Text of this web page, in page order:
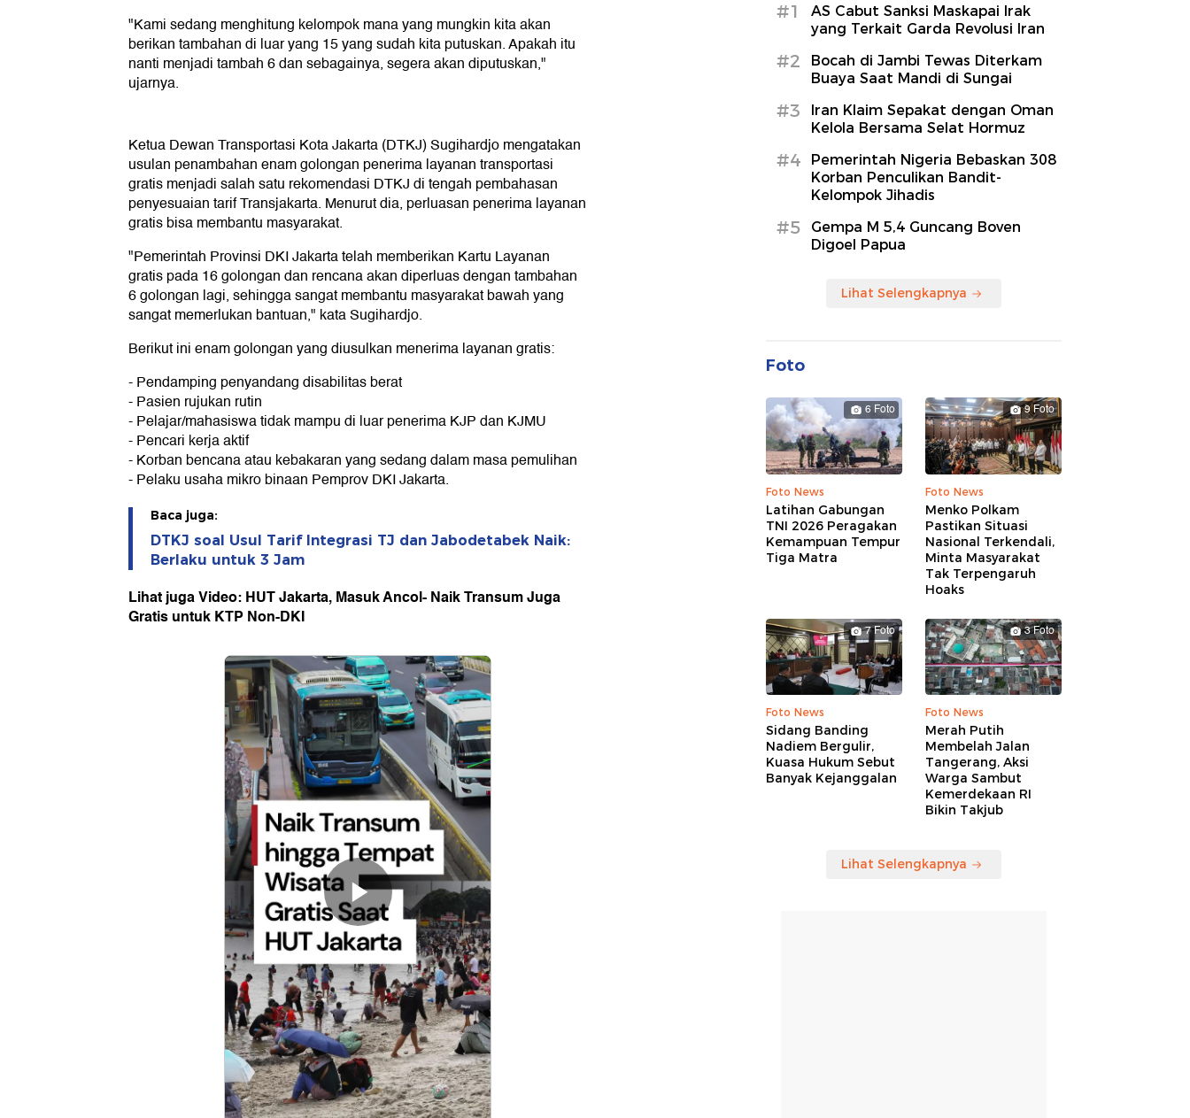
"Kami sedang menghitung kelompok mana yang mungkin kita akan
berikan tambahan di luar yang 15 yang sudah kita putuskan. Apakah itu
nanti menjadi tambah 6 dan sebagainya, segera akan diputuskan,"
ujarnya.
Ketua Dewan Transportasi Kota Jakarta (DTKJ) Sugihardjo mengatakan
usulan penambahan enam golongan penerima layanan transportasi
gratis menjadi salah satu rekomendasi DTKJ di tengah pembahasan
penyesuaian tarif Transjakarta. Menurut dia, perluasan penerima layanan
gratis bisa membantu masyarakat.
"Pemerintah Provinsi DKI Jakarta telah memberikan Kartu Layanan
gratis pada 16 golongan dan rencana akan diperluas dengan tambahan
6 golongan lagi, sehingga sangat membantu masyarakat bawah yang
sangat memerlukan bantuan," kata Sugihardjo.
Berikut ini enam golongan yang diusulkan menerima layanan gratis:
- Pendamping penyandang disabilitas berat
- Pasien rujukan rutin
- Pelajar/mahasiswa tidak mampu di luar penerima KJP dan KJMU
- Pencari kerja aktif
- Korban bencana atau kebakaran yang sedang dalam masa pemulihan
- Pelaku usaha mikro binaan Pemprov DKI Jakarta.
Baca juga:
DTKJ soal Usul Tarif Integrasi TJ dan Jabodetabek Naik:
Berlaku untuk 3 Jam
Lihat juga Video: HUT Jakarta, Masuk Ancol- Naik Transum Juga
Gratis untuk KTP Non-DKI
#1
AS Cabut Sanksi Maskapai Irak
yang Terkait Garda Revolusi Iran
#2
Bocah di Jambi Tewas Diterkam
Buaya Saat Mandi di Sungai
#3
Iran Klaim Sepakat dengan Oman
Kelola Bersama Selat Hormuz
#4
Pemerintah Nigeria Bebaskan 308
Korban Penculikan Bandit-
Kelompok Jihadis
#5
Gempa M 5,4 Guncang Boven
Digoel Papua
Lihat Selengkapnya
Foto
6 Foto
Foto News
Latihan Gabungan
TNI 2026 Peragakan
Kemampuan Tempur
Tiga Matra
9 Foto
Foto News
Menko Polkam
Pastikan Situasi
Nasional Terkendali,
Minta Masyarakat
Tak Terpengaruh
Hoaks
7 Foto
Foto News
Sidang Banding
Nadiem Bergulir,
Kuasa Hukum Sebut
Banyak Kejanggalan
3 Foto
Foto News
Merah Putih
Membelah Jalan
Tangerang, Aksi
Warga Sambut
Kemerdekaan RI
Bikin Takjub
Lihat Selengkapnya